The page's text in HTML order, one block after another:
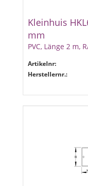
Kleinhuis
mm
PVC, Länge 2 m,
Artikelnr:
Herstellernr.: